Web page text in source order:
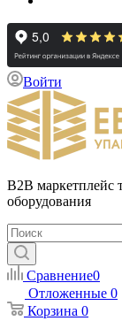
Войти
B2B маркетплейс
оборудования
Сравнение0
Отложенные 0
Корзина 0